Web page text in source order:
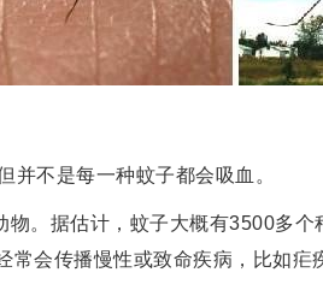
并不是每一种蚊子都会吸血。
物。据估计，蚊子大概有3500多个
会传播慢性或致命疾病，比如疟